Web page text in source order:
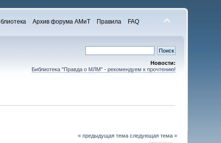
Архив форума АМиТ Правила FAQ
Новости:
Библиотека "Правда о МЛМ" - рекомендуем к прочтению!
« предыдущая тема следующая тема »